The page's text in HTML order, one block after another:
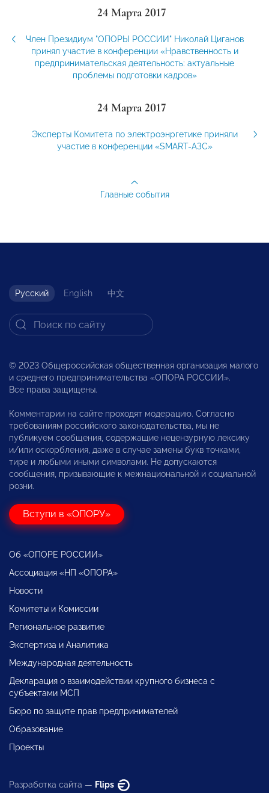
24 Марта 2017
Член Президиум "ОПОРЫ РОССИИ" Николай Циганов
принял участие в конференции «Нравственность и
предпринимательская деятельность: актуальные
проблемы подготовки кадров»
24 Марта 2017
Эксперты Комитета по электроэнргетике приняли
участие в конференции «SMART-АЗС»
Главные события
Русский English 中文
© 2023 Общероссийская общественная организация малого
и среднего предпринимательства «ОПОРА РОССИИ».
Все права защищены.
Комментарии на сайте проходят модерацию. Согласно
требованиям российского законодательства, мы не
публикуем сообщения, содержащие нецензурную лексику
и/или оскорбления, даже в случае замены букв точками,
тире и любыми иными символами. Не допускаются
сообщения, призывающие к межнациональной и социальной
розни.
Вступи в «ОПОРУ»
Об «ОПОРЕ РОССИИ»
Ассоциация «НП «ОПОРА»
Новости
Комитеты и Комиссии
Региональное развитие
Экспертиза и Аналитика
Международная деятельность
Декларация о взаимодействии крупного бизнеса с
субъектами МСП
Бюро по защите прав предпринимателей
Образование
Проекты
Разработка сайта — Flips